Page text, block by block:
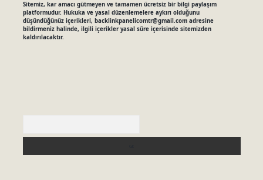
Sitemiz, kar amacı gütmeyen ve tamamen ücretsiz bir bilgi paylaşım
platformudur. Hukuka ve yasal düzenlemelere aykırı olduğunu
düşündüğünüz içerikleri, backlinkpanelicomtr@gmail.comadresine
bildirmeniz halinde, ilgili içerikler yasal süre içerisinde sitemizden
kaldırılacaktır.